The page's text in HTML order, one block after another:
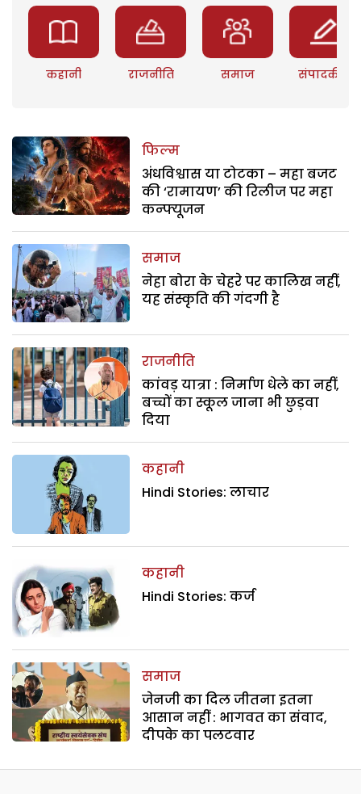
कहानी राजनीति समाज संपादकीय
फिल्म
अंधविश्वास या टोटका – महा बजट
की ‘रामायण’ की रिलीज पर महा
कन्फ्यूजन
समाज
नेहा बोरा के चेहरे पर कालिख नहीं,
यह संस्कृति की गंदगी है
राजनीति
कांवड़ यात्रा : निर्माण धेले का नहीं,
बच्चों का स्कूल जाना भी छुड़वा
दिया
कहानी
Hindi Stories: लाचार
कहानी
Hindi Stories: कर्ज
समाज
जेनजी का दिल जीतना इतना
आसान नहीं : भागवत का संवाद,
दीपके का पलटवार